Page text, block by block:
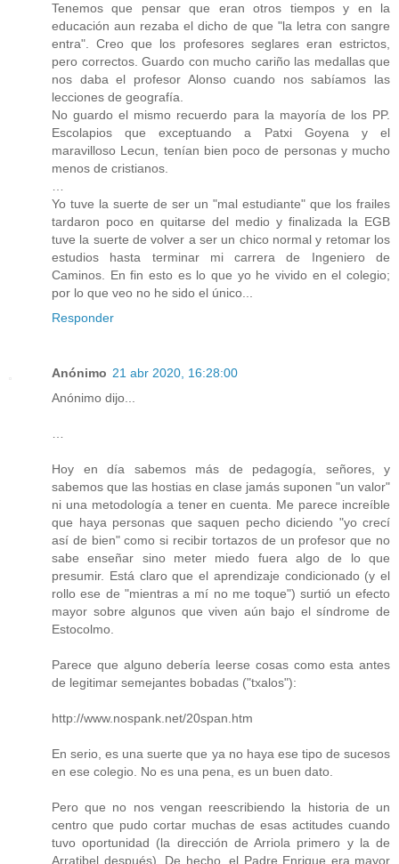
Tenemos que pensar que eran otros tiempos y en la
educación aun rezaba el dicho de que "la letra con sangre
entra". Creo que los profesores seglares eran estrictos,
pero correctos. Guardo con mucho cariño las medallas que
nos daba el profesor Alonso cuando nos sabíamos las
lecciones de geografía.
No guardo el mismo recuerdo para la mayoría de los PP.
Escolapios que exceptuando a Patxi Goyena y el
maravilloso Lecun, tenían bien poco de personas y mucho
menos de cristianos.
…
Yo tuve la suerte de ser un "mal estudiante" que los frailes
tardaron poco en quitarse del medio y finalizada la EGB
tuve la suerte de volver a ser un chico normal y retomar los
estudios hasta terminar mi carrera de Ingeniero de
Caminos. En fin esto es lo que yo he vivido en el colegio;
por lo que veo no he sido el único...
Responder
Anónimo 21 abr 2020, 16:28:00
Anónimo dijo...
…
Hoy en día sabemos más de pedagogía, señores, y
sabemos que las hostias en clase jamás suponen "un valor"
ni una metodología a tener en cuenta. Me parece increíble
que haya personas que saquen pecho diciendo "yo crecí
así de bien" como si recibir tortazos de un profesor que no
sabe enseñar sino meter miedo fuera algo de lo que
presumir. Está claro que el aprendizaje condicionado (y el
rollo ese de "mientras a mí no me toque") surtió un efecto
mayor sobre algunos que viven aún bajo el síndrome de
Estocolmo.
Parece que alguno debería leerse cosas como esta antes
de legitimar semejantes bobadas ("txalos"):
http://www.nospank.net/20span.htm
En serio, es una suerte que ya no haya ese tipo de sucesos
en ese colegio. No es una pena, es un buen dato.
Pero que no nos vengan reescribiendo la historia de un
centro que pudo cortar muchas de esas actitudes cuando
tuvo oportunidad (la dirección de Arriola primero y la de
Arratibel después). De hecho, el Padre Enrique era mayor